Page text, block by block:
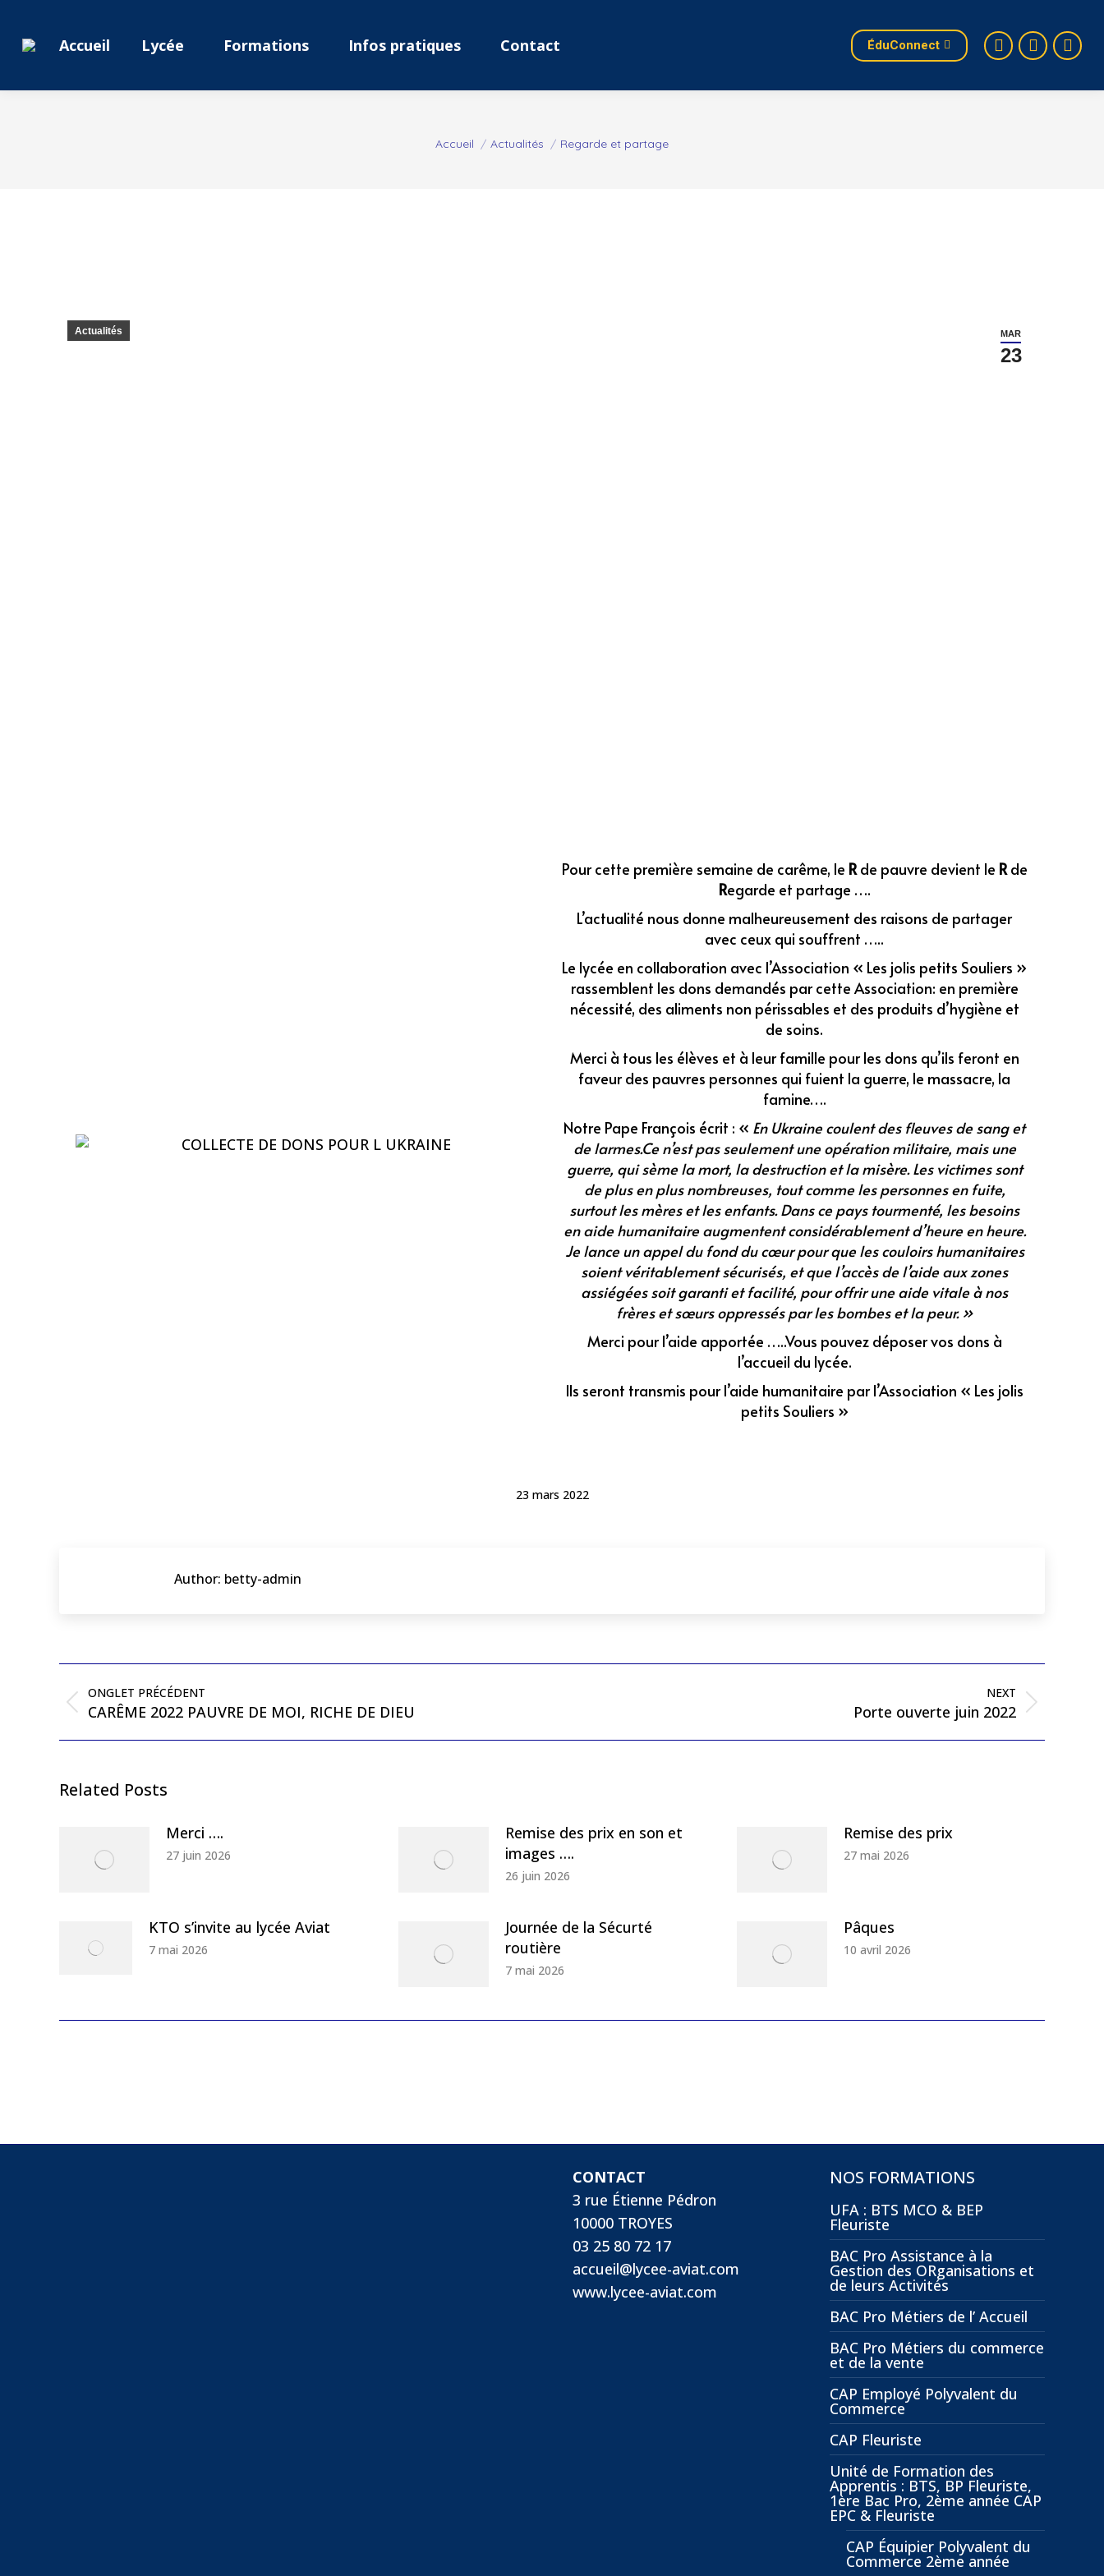
Accueil Lycée Formations Infos pratiques Contact ÉduConnect
Vous êtes ici :
Accueil Actualités Regarde et partage
MAR
23
Actualités
Pour cette première semaine de carême, le Rde pauvre devient le Rde
Regarde et partage ….
L’actualité nous donne malheureusement des raisons de partager
avec ceux qui souffrent …..
Le lycée en collaboration avec l’Association « Les jolis petits Souliers »
rassemblent les dons demandés par cette Association: en première
nécessité, des aliments non périssables et des produits d’hygiène et
de soins.
Merci à tous les élèves et à leur famille pour les dons qu’ils feront en
faveur des pauvres personnes qui fuient la guerre, le massacre, la
famine….
Notre Pape François écrit : « En Ukraine coulent des fleuves de sang et
de larmes.Ce n’est pas seulement une opération militaire, mais une
guerre, qui sème la mort, la destruction et la misère. Les victimes sont
de plus en plus nombreuses, tout comme les personnes en fuite,
surtout les mères et les enfants. Dans ce pays tourmenté, les besoins
en aide humanitaire augmentent considérablement d’heure en heure.
Je lance un appel du fond du cœur pour que les couloirs humanitaires
soient véritablement sécurisés, et que l’accès de l’aide aux zones
assiégées soit garanti et facilité, pour offrir une aide vitale à nos
frères et sœurs oppressés par les bombes et la peur. »
Merci pour l’aide apportée …..Vous pouvez déposer vos dons à
l’accueil du lycée.
Ils seront transmis pour l’aide humanitaire par l’Association « Les jolis
petits Souliers »
23 mars 2022
Author: betty-admin
ONGLET PRÉCÉDENT
CARÊME 2022 PAUVRE DE MOI, RICHE DE DIEU
NEXT
Porte ouverte juin 2022
Related Posts
Merci ….
27 juin 2026
Remise des prix en son et
images ….
26 juin 2026
Remise des prix
27 mai 2026
KTO s’invite au lycée Aviat
7 mai 2026
Journée de la Sécurté
routière
7 mai 2026
Pâques
10 avril 2026
CONTACT
3 rue Étienne Pédron
10000 TROYES
03 25 80 72 17
accueil@lycee-aviat.com
www.lycee-aviat.com
NOS FORMATIONS
UFA : BTS MCO & BEP
Fleuriste
BAC Pro Assistance à la
Gestion des ORganisations et
de leurs Activités
BAC Pro Métiers de l’ Accueil
BAC Pro Métiers du commerce
et de la vente
CAP Employé Polyvalent du
Commerce
CAP Fleuriste
Unité de Formation des
Apprentis : BTS, BP Fleuriste,
1ère Bac Pro, 2ème année CAP
EPC & Fleuriste
CAP Équipier Polyvalent du
Commerce 2ème année